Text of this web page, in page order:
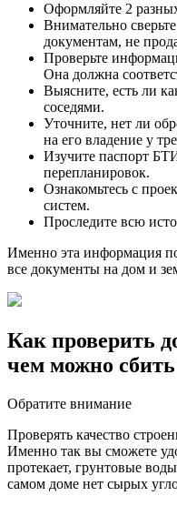
Оформляйте 2
Внимательно
документам, не
Проверьте
Она должна
Выясните, есть ли
соседями.
Уточните, нет ли
на его владение у
Изучите паспорт
перепланировок.
Ознакомьтесь с
систем.
Проследите всю
Именно эта информация
все документы на дом и
Как проверить
чем можно
Обратите внимание
Проверять качество
Именно так вы сможете
протекает, грунтовые
самом доме нет сырых